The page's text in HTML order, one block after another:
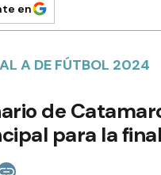
en
A DE FÚTBOL 2024
de
para la final